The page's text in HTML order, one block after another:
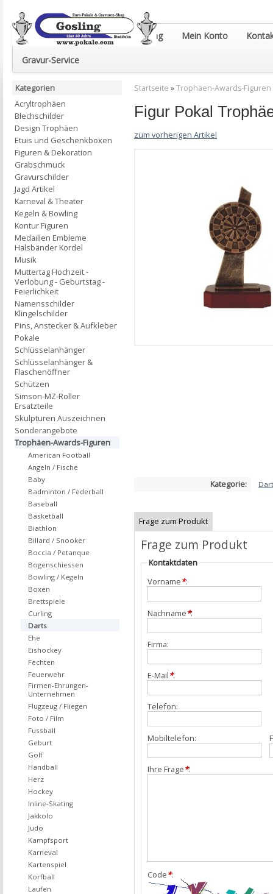
Euro-Pokale & Gravur-Shop Gosling Mein Konto
Gravur-Service
Startseite »Trophäen-Awards-Figuren
Figur Pokal
zum vorherigen Artikel
Kategorie:
Frage zum Produkt
Frage zum Produkt
Kontaktdaten
Vorname*:
Nachname*:
Firma:
E-Mail*:
Telefon:
Mobiltelefon:
Ihre Frage*:
Code*:
Kategorien
Acryltrophäen
Blechschilder
Design Trophäen
Etuis und Geschenkboxen
Figuren & Dekoration
Grabschmuck
Gravurschilder
Jagd Artikel
Karneval & Theater
Kegeln & Bowling
Kontur Figuren
Medaillen Embleme
Halsbänder Kordel
Musik
Muttertag Hochzeit -
Verlobung - Geburtstag -
Feierlichkeit
Namensschilder
Klingelschilder
Pins, Anstecker & Aufkleber
Pokale
Schlüsselanhänger
Schlüsselanhänger &
Flaschenöffner
Schützen
Simson-MZ-Roller
Ersatzteile
Skulpturen Auszeichnen
Sonderangebote
Trophäen-Awards-Figuren
American Football
Angeln / Fische
Baby
Badminton / Federball
Baseball
Basketball
Biathlon
Billard / Snooker
Boccia / Petanque
Bogenschiessen
Bowling / Kegeln
Boxen
Brettspiele
Curling
Darts
Ehe
Eishockey
Fechten
Feuerwehr
Firmen-Ehrungen-
Unternehmen
Flugzeug / Fliegen
Foto / Film
Fussball
Geburt
Golf
Handball
Herz
Hockey
Inline-Skating
Jakkolo
Judo
Kampfsport
Karneval
Kartenspiel
Korfball
Laufen